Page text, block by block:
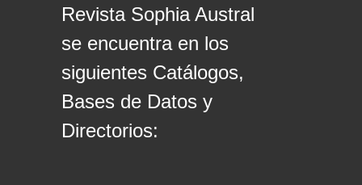
Revista Sophia Austral
se encuentra en los
siguientes Catálogos,
Bases de Datos y
Directorios: